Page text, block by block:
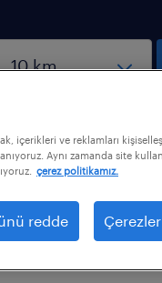
almak için
içerikleri ve reklamları
Aynı zamanda site
çerez politikamız.
redde